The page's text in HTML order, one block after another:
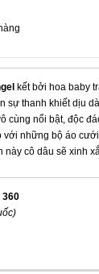
kết bởi hoa baby
sự thanh khiết dịu
cùng nổi bật, độc
với những bộ áo
này cô dâu sẽ xinh
360